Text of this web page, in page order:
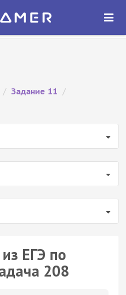
ОТКРЫТЬ
/ Задание 11 /
ЕГЭ по
208